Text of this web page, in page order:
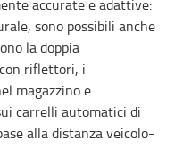
accurate e adattive:
sono possibili anche
la doppia
riflettori, i
magazzino e
carrelli automatici di
alla distanza veicolo-